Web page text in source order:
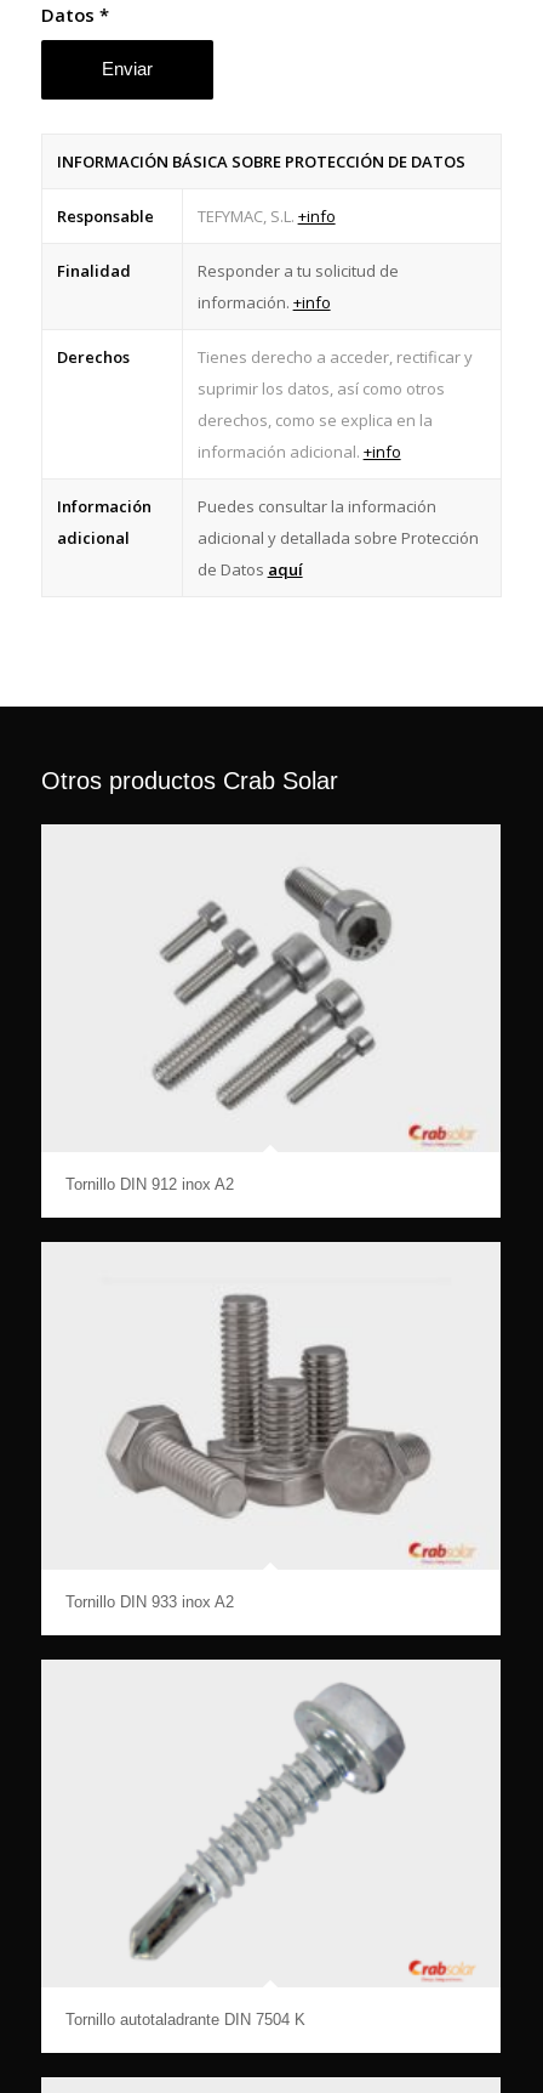
Datos *
INFORMACIÓN BÁSICA SOBRE PROTECCIÓN DE DATOS
Responsable TEFYMAC, S.L. +info
Finalidad
Responder a tu solicitud de
información. +info
Derechos
Tienes derecho a acceder, rectificar y
suprimir los datos, así como otros
derechos, como se explica en la
información adicional. +info
Información
adicional
Puedes consultar la información
adicional y detallada sobre Protección
de Datos aquí
Otros productos Crab Solar
Tornillo DIN 912 inox A2
Tornillo DIN 933 inox A2
Tornillo autotaladrante DIN 7504 K